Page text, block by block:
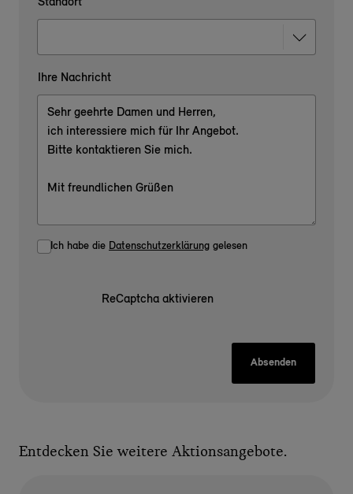
Ihre Nachricht
Ich habe die Datenschutzerklärung gelesen
ReCaptcha aktivieren
Absenden
Entdecken Sie weitere Aktionsangebote.